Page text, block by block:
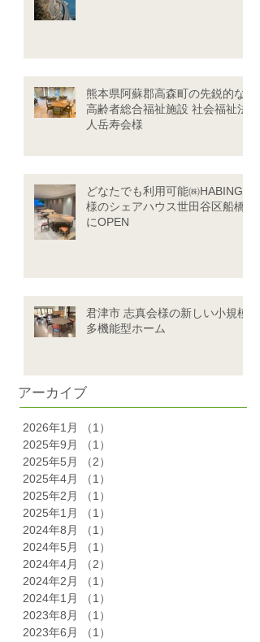
熊本県阿蘇郡高森町の先鋭的な
高齢者総合福祉施設 社会福祉法
人岳寿会様
どなたでも利用可能㈱HABINGU
様のシェアハウス世田谷区船橋
にOPEN
君津市 志真会様の新しい小規模
多機能型ホーム
アーカイブ
2026年1月 （1）
2025年9月
（1）
2025年5月
（2）
2025年4月
（1）
2025年2月
（1）
2025年1月
（1）
2024年8月
（1）
2024年5月
（1）
2024年4月
（2）
2024年2月
（1）
2024年1月
（1）
2023年8月
（1）
2023年6月
（1）